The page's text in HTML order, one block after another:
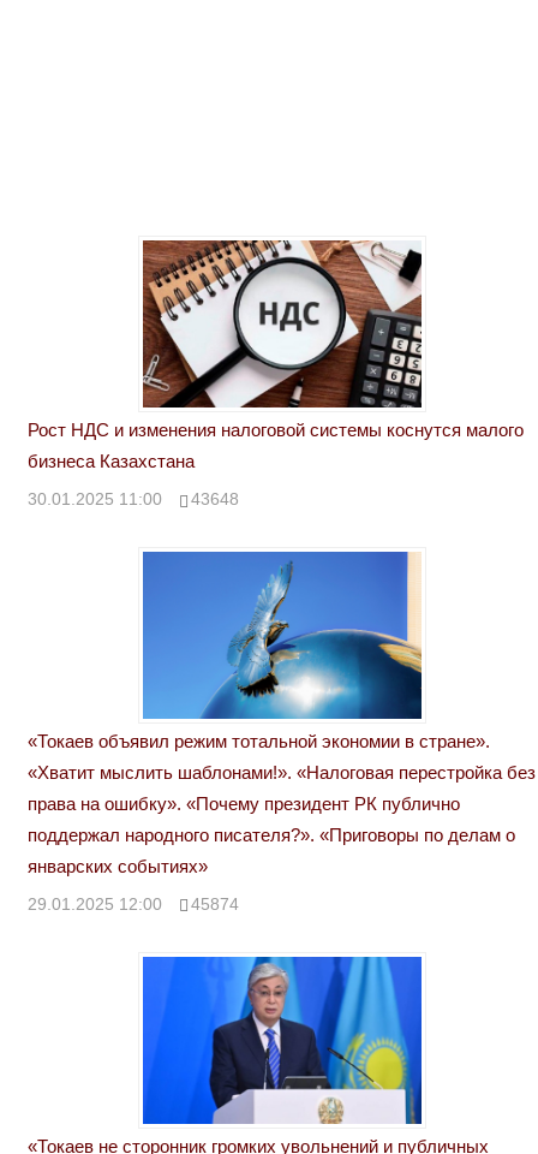
Рост НДС и изменения налоговой системы коснутся малого
бизнеса Казахстана
30.01.2025 11:00 43648
«Токаев объявил режим тотальной экономии в стране».
«Хватит мыслить шаблонами!». «Налоговая перестройка без
права на ошибку». «Почему президент РК публично
поддержал народного писателя?». «Приговоры по делам о
январских событиях»
29.01.2025 12:00 45874
«Токаев не сторонник громких увольнений и публичных